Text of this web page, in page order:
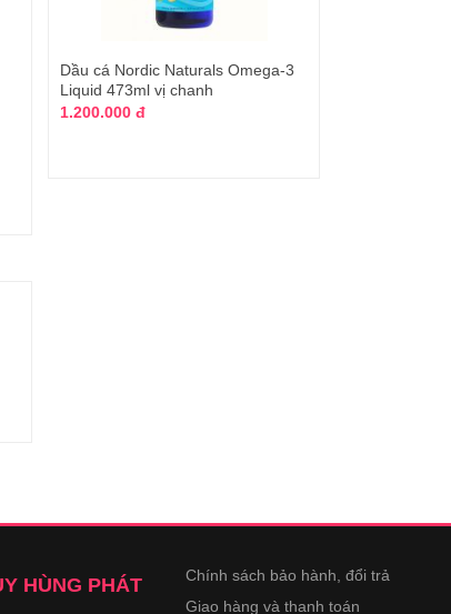
Dầu cá Nordic Naturals Omega-3
Liquid 473ml vị chanh
1.200.000 đ
HÙNG PHÁT
Chính sách bảo hành, đổi trả
Giao hàng và thanh toán